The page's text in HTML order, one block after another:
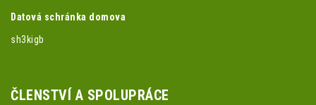
Datová schránka domova
sh3kigb
ČLENSTVÍ A SPOLUPRÁCE